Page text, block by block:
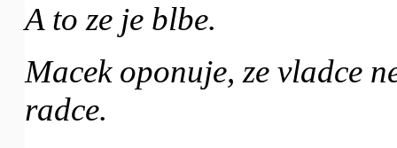
A to ze je blbe.
Macek oponuje, ze vladce
radce.